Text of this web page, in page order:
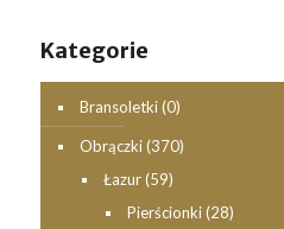
Kategorie
Bransoletki (0)
Obrączki (370)
Łazur (59)
Pierścionki (28)